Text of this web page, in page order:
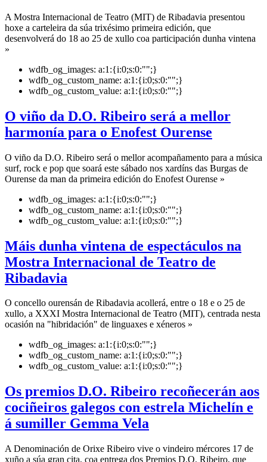
A Mostra Internacional de Teatro (MIT) de Ribadavia presentou
hoxe a carteleira da súa trixésimo primeira edición, que
desenvolverá do 18 ao 25 de xullo coa participación dunha vintena
»
wdfb_og_images: a:1:{i:0;s:0:"";}
wdfb_og_custom_name: a:1:{i:0;s:0:"";}
wdfb_og_custom_value: a:1:{i:0;s:0:"";}
O viño da D.O. Ribeiro será a mellor
harmonía para o Enofest Ourense
O viño da D.O. Ribeiro será o mellor acompañamento para a música
surf, rock e pop que soará este sábado nos xardíns das Burgas de
Ourense da man da primeira edición do Enofest Ourense »
wdfb_og_images: a:1:{i:0;s:0:"";}
wdfb_og_custom_name: a:1:{i:0;s:0:"";}
wdfb_og_custom_value: a:1:{i:0;s:0:"";}
Máis dunha vintena de espectáculos na
Mostra Internacional de Teatro de
Ribadavia
O concello ourensán de Ribadavia acollerá, entre o 18 e o 25 de
xullo, a XXXI Mostra Internacional de Teatro (MIT), centrada nesta
ocasión na "hibridación" de linguaxes e xéneros »
wdfb_og_images: a:1:{i:0;s:0:"";}
wdfb_og_custom_name: a:1:{i:0;s:0:"";}
wdfb_og_custom_value: a:1:{i:0;s:0:"";}
Os premios D.O. Ribeiro recoñecerán aos
cociñeiros galegos con estrela Michelín e
á sumiller Gemma Vela
A Denominación de Orixe Ribeiro vive o vindeiro mércores 17 de
xuño a súa gran cita, coa entrega dos Premios D.O. Ribeiro, que